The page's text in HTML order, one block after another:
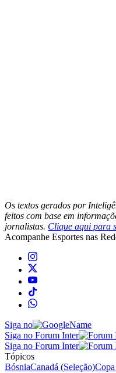
Os textos gerados por
feitos com base em
jornalistas. Clique aqui para
Acompanhe Esportes nas
Siga no
Siga no Forum Inter
Siga no Forum Inter
Tópicos
BósniaCanadá (Seleção)